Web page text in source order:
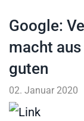
Google:
macht
guten
02. Januar 2020